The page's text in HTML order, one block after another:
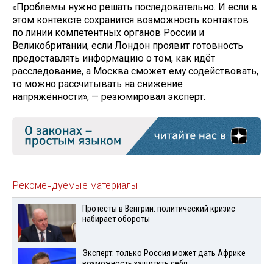
«Проблемы нужно решать последовательно. И если в
этом контексте сохранится возможность контактов
по линии компетентных органов России и
Великобритании, если Лондон проявит готовность
предоставлять информацию о том, как идёт
расследование, а Москва сможет ему содействовать,
то можно рассчитывать на снижение
напряжённости», — резюмировал эксперт.
Рекомендуемые материалы
Протесты в Венгрии: политический кризис
набирает обороты
Эксперт: только Россия может дать Африке